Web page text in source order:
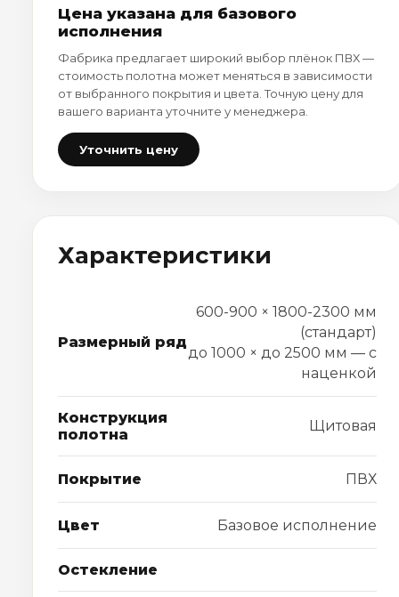
Цена указана для базового
исполнения
Фабрика предлагает широкий выбор плёнок ПВХ —
стоимость полотна может меняться в зависимости
от выбранного покрытия и цвета. Точную цену для
вашего варианта уточните у менеджера.
Уточнить цену
Характеристики
Размерный ряд
600-900 × 1800-2300 мм
(стандарт)
до 1000 × до 2500 мм — с
наценкой
Конструкция
полотна
Щитовая
Покрытие ПВХ
Цвет Базовое исполнение
Остекление